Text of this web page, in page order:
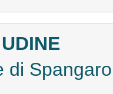
di